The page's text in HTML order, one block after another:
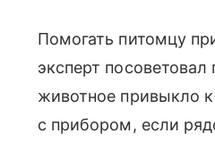
Помогать питомцу
эксперт
животное привыкло
с прибором, если